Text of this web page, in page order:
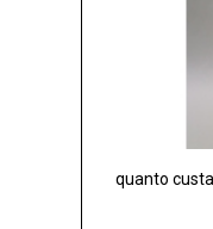
quanto